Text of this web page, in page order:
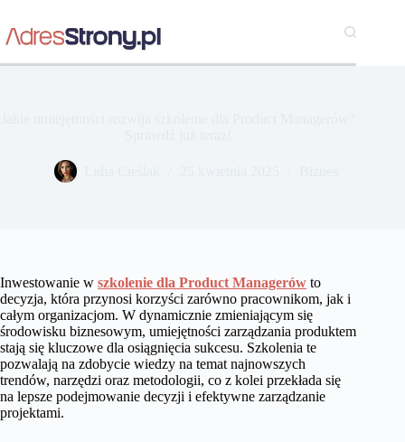
treści
Inwestowanie w szkolenie dla Product Managerów to
decyzja, która przynosi korzyści zarówno pracownikom, jak i
całym organizacjom. W dynamicznie zmieniającym się
środowisku biznesowym, umiejętności zarządzania produktem
stają się kluczowe dla osiągnięcia sukcesu. Szkolenia te
pozwalają na zdobycie wiedzy na temat najnowszych
trendów, narzędzi oraz metodologii, co z kolei przekłada się
na lepsze podejmowanie decyzji i efektywne zarządzanie
projektami.